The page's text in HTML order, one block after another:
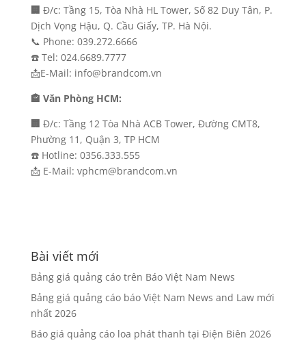
🏢 Đ/c: Tầng 15, Tòa Nhà HL Tower, Số 82 Duy Tân, P.
Dịch Vọng Hậu, Q. Cầu Giấy, TP. Hà Nội.
📞 Phone: 039.272.6666
☎️ Tel: 024.6689.7777
📩E-Mail: info@brandcom.vn
🏤 Văn Phòng HCM:
🏢 Đ/c: Tầng 12 Tòa Nhà ACB Tower, Đường CMT8,
Phường 11, Quận 3, TP HCM
☎️ Hotline: 0356.333.555
📩 E-Mail: vphcm@brandcom.vn
Bài viết mới
Bảng giá quảng cáo trên Báo Việt Nam News
Bảng giá quảng cáo báo Việt Nam News and Law mới
nhất 2026
Báo giá quảng cáo loa phát thanh tại Điện Biên 2026